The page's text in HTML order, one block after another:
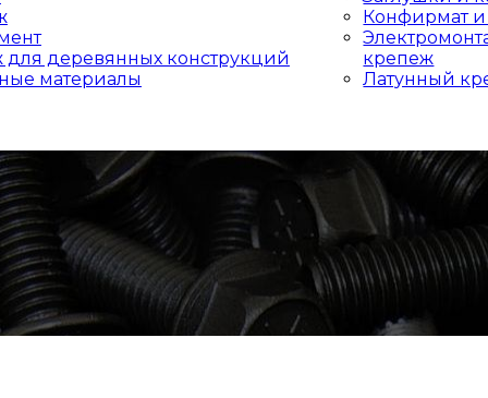
деревянных конструкций
материалы
Конфирмат и
крепеж
Латунный